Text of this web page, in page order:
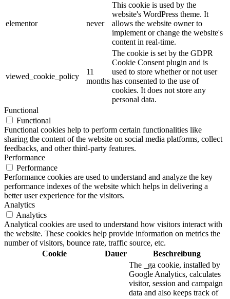
elementor never
This cookie is used by the
website's WordPress theme. It
allows the website owner to
implement or change the website's
content in real-time.
viewed_cookie_policy
11
months
The cookie is set by the GDPR
Cookie Consent plugin and is
used to store whether or not user
has consented to the use of
cookies. It does not store any
personal data.
Functional
Functional
Functional cookies help to perform certain functionalities like
sharing the content of the website on social media platforms, collect
feedbacks, and other third-party features.
Performance
Performance
Performance cookies are used to understand and analyze the key
performance indexes of the website which helps in delivering a
better user experience for the visitors.
Analytics
Analytics
Analytical cookies are used to understand how visitors interact with
the website. These cookies help provide information on metrics the
number of visitors, bounce rate, traffic source, etc.
Cookie
Dauer Beschreibung
The _ga cookie, installed by
Google Analytics, calculates
visitor, session and campaign
data and also keeps track of